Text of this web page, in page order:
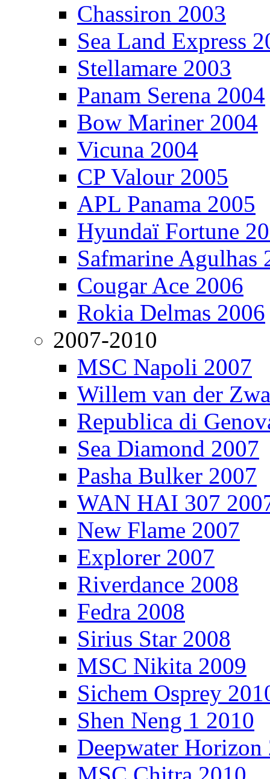
Chassiron 2003
Sea Land Express
Stellamare 2003
Panam Serena 2004
Bow Mariner 2004
Vicuna 2004
CP Valour 2005
APL Panama 2005
Hyundaï Fortune
Safmarine Agulhas
Cougar Ace 2006
Rokia Delmas 2006
2007-2010
MSC Napoli 2007
Willem van der
Republica di
Sea Diamond 2007
Pasha Bulker 2007
WAN HAI 307
New Flame 2007
Explorer 2007
Riverdance 2008
Fedra 2008
Sirius Star 2008
MSC Nikita 2009
Sichem Osprey
Shen Neng 1 2010
Deepwater Horizon